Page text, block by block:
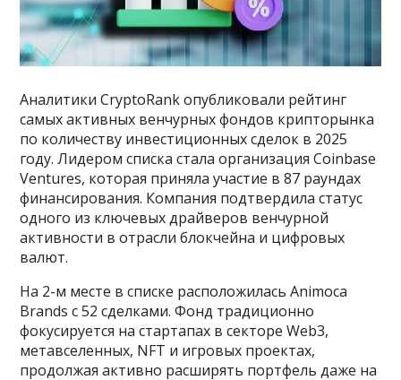
Аналитики CryptoRank опубликовали рейтинг
самых активных венчурных фондов крипторынка
по количеству инвестиционных сделок в 2025
году. Лидером списка стала организация Coinbase
Ventures, которая приняла участие в 87 раундах
финансирования. Компания подтвердила статус
одного из ключевых драйверов венчурной
активности в отрасли блокчейна и цифровых
валют.
На 2-м месте в списке расположилась Animoca
Brands с 52 сделками. Фонд традиционно
фокусируется на стартапах в секторе Web3,
метавселенных, NFT и игровых проектах,
продолжая активно расширять портфель даже на